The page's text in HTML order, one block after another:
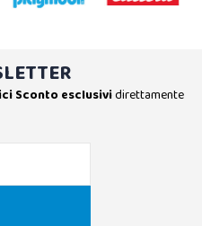
Sconto esclusividirettamente